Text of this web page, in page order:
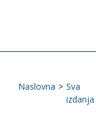
Naslovna > Sva
izdanja